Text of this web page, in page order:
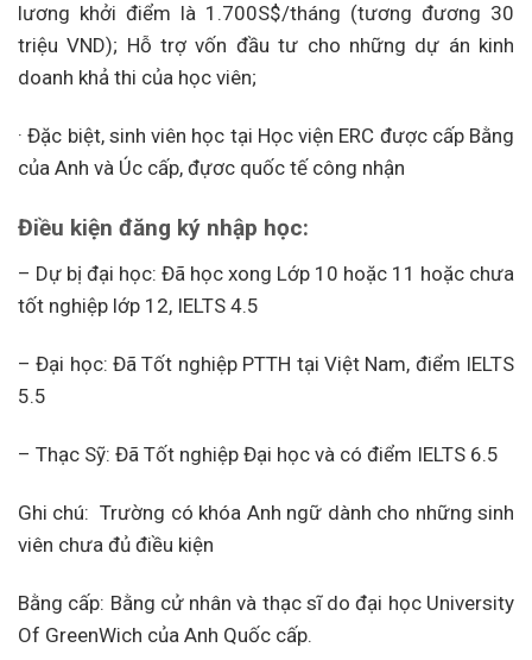
lương khởi điểm là 1.700S$/tháng (tương đương 30
triệu VND); Hỗ trợ vốn đầu tư cho những dự án kinh
doanh khả thi của học viên;
· Đặc biệt, sinh viên học tại Học viện ERC được cấp Bằng
của Anh và Úc cấp, đựơc quốc tế công nhận
Điều kiện đăng ký nhập học:
– Dự bị đại học: Đã học xong Lớp 10 hoặc 11 hoặc chưa
tốt nghiệp lớp 12, IELTS 4.5
– Đại học: Đã Tốt nghiệp PTTH tại Việt Nam, điểm IELTS
5.5
– Thạc Sỹ: Đã Tốt nghiệp Đại học và có điểm IELTS 6.5
Ghi chú: Trường có khóa Anh ngữ dành cho những sinh
viên chưa đủ điều kiện
Bằng cấp: Bằng cử nhân và thạc sĩ do đại học University
Of GreenWich của Anh Quốc cấp.